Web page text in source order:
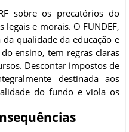
sobre os precatórios do
legais e morais. O FUNDEF,
qualidade da educação e
ensino, tem regras claras
Descontar impostos de
destinada aos
do fundo e viola os